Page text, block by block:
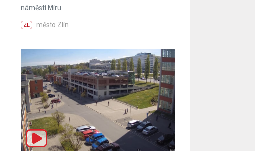
náměstí Míru
ZL město Zlín